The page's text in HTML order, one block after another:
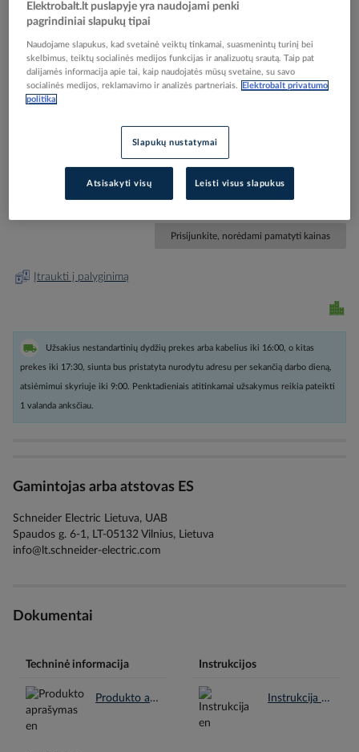
Skip
the
beginning
Reali prekė gali skirtis nuo pavaizduotos nuotraukoje
Lizdas p/t TV galinis be rėmelio varžtiniai kontaktai
SCHNEIDER ELECTRIC
Elektrobalt prekės kodas
Gamintojo prekės kodas
SDD113471
Prisijunkite, norėdami pamatyti kainas
Įtraukti į palyginimą
Užsakius nestandartinių dydžių prekes arba kabelius iki 16:00, o kitas
prekes iki 17:30, siunta bus pristatyta nurodytu adresu per sekančią darbo dieną,
atsiėmimui skyriuje iki 9:00. Penktadieniais atitinkamai užsakymus reikia pateikti
1 valanda anksčiau.
Gamintojas arba atstovas ES
Schneider Electric Lietuva, UAB
Spaudos g. 6-1, LT-05132 Vilnius, Lietuva
info@lt.schneider-electric.com
Dokumentai
Techninė informacija
Produkto aprašymas en.pdf
Instrukcijos
Instrukcija en.pdf
Elektrobalt.lt puslapyje yra naudojami penki
pagrindiniai slapukų tipai
Naudojame slapukus, kad svetainė veiktų tinkamai, suasmenintų turinį bei
skelbimus, teiktų socialinės medijos funkcijas ir analizuotų srautą. Taip pat
dalijamės informacija apie tai, kaip naudojatės mūsų svetaine, su savo
socialinės medijos, reklamavimo ir analizės partneriais.
Elektrobalt privatumo
politika
Slapukų nustatymai
Atsisakyti visų Leisti visus slapukus